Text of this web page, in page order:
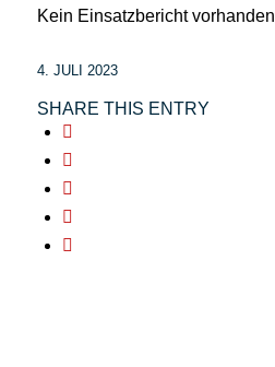
Kein Einsatzbericht vorhanden
4. JULI 2023
SHARE THIS ENTRY